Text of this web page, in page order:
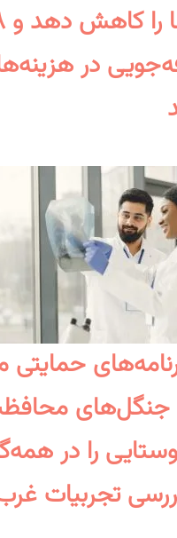
در
جنگل‌های
را در
تجربیات غرب